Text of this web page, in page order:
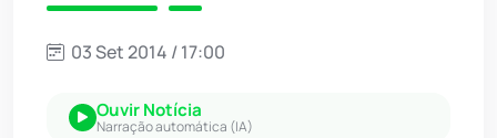
03 Set 2014 / 17:00
Ouvir Notícia
Narração automática (IA)